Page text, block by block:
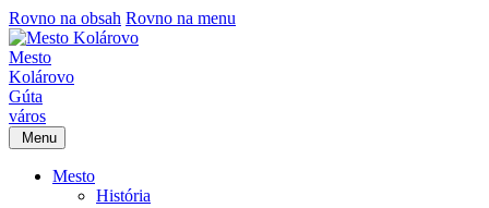
Rovno na obsah Rovno na menu
Mesto
Kolárovo
Gúta
város
Menu
Mesto
História